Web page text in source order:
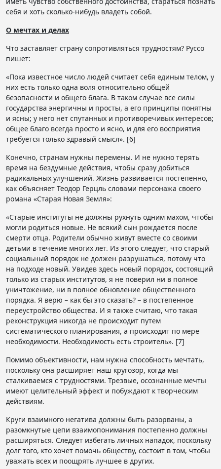
себя и хоть сколько-нибудь владеть собой.
О мечтах и ​​делах
Что заставляет страну сопротивляться трудностям? Руссо
пишет:
«Пока известное число людей считает себя единым телом, у
них есть только одна воля относительно общей
безопасности и общего блага. В таком случае все силы
государства энергичны и просты, а его принципы понятны
и ясны; у него нет спутанных и противоречивых интересов;
общее благо всегда просто и ясно, и для его восприятия
требуется только здравый смысл». [6]
Конечно, странам нужны перемены. И не нужно терять
время на бездумные действия, чтобы сразу добиться
радикальных улучшений. Жизнь развивается постепенно,
как объясняет Теодор Герцль словами персонажа своего
романа «Старая Новая Земля»:
«Старые институты не должны рухнуть одним махом, чтобы
могли родиться новые. Не всякий сын рождается после
смерти отца. Родители обычно живут вместе со своими
детьми в течение многих лет. Из этого следует, что старый
социальный порядок не должен разрушаться, потому что
на подходе новый. Увидев здесь новый порядок, состоящий
только из старых институтов, я не поверил ни в полное
уничтожение, ни в полное обновление общественного
порядка. Я верю – как бы это сказать? – в постепенное
переустройство общества. И я также считаю, что такая
реконструкция никогда не происходит путем
систематического планирования, а происходит по мере
необходимости. Необходимость есть строитель». [7]
Помимо объективности, нам нужна способность мечтать,
поскольку она расширяет наш кругозор, когда мы
сталкиваемся с трудностями. Трезвые, осознанные мечты
имеют целительный эффект и побуждают к творческим
действиям.
Круги взаимного негатива должны быть разорваны, а
разомкнутые цепи взаимопонимания постепенно должны
расширяться. Следует избегать личных нападок, поскольку
долг того, кто хочет помочь обществу, состоит в том, чтобы
уважать всех и поощрять лучшее в других.